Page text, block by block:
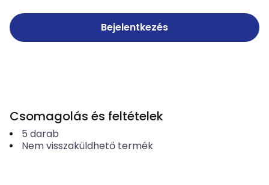
Bejelentkezés
Csomagolás és feltételek
5 darab
Nem visszaküldhető termék